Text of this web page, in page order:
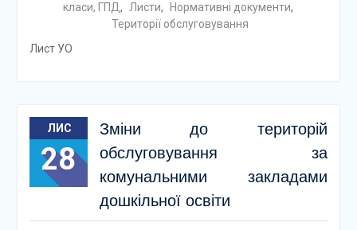
класи, ГПД, Листи, Нормативні документи,
Території обслуговування
Лист УО
ЛИС
28
Зміни до територій
обслуговування за
комунальними закладами
дошкільної освіти